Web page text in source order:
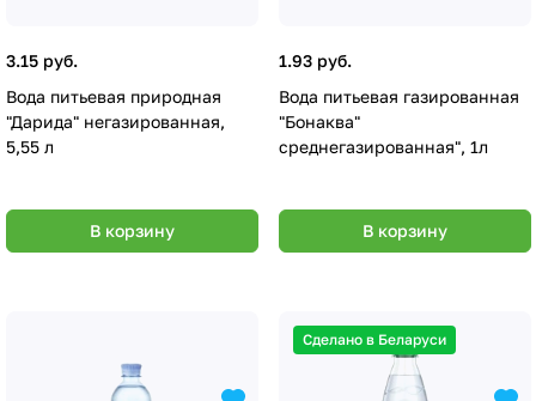
3.15 руб.
Вода питьевая природная
"Дарида" негазированная,
5,55 л
В корзину
1.93 руб.
Вода питьевая газированная
"Бонаква"
среднегазированная", 1л
В корзину
Сделано в Беларуси